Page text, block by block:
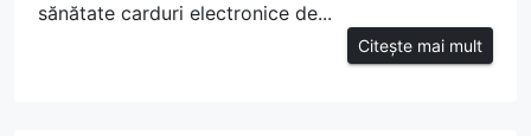
sănătate carduri electronice de...
Citește mai mult